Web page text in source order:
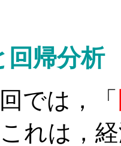
回帰分析
では，「
れは，